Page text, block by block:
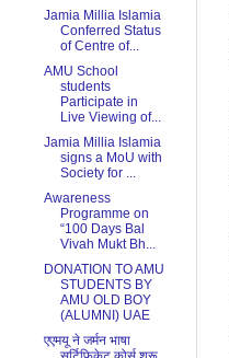
Jamia Millia Islamia
Conferred Status
of Centre of...
AMU School
students
Participate in
Live Viewing of...
Jamia Millia Islamia
signs a MoU with
Society for ...
Awareness
Programme on
“100 Days Bal
Vivah Mukt Bh...
DONATION TO AMU
STUDENTS BY
AMU OLD BOY
(ALUMNI) UAE
एएमयू ने जर्मन भाषा